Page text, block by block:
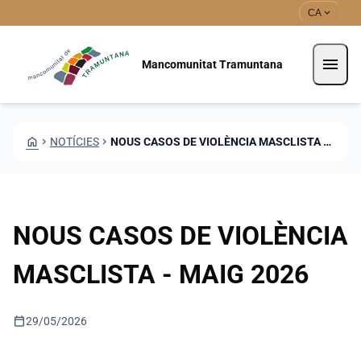
CA expand_more
Mancomunitat Tramuntana menu
HOME CHEVRON_RIGHT NOTÍCIES CHEVRON_RIGHT NOUS CASOS DE VIOLÈNCIA MASCLISTA - MAIG 2026
NOUS CASOS DE VIOLÈNCIA
MASCLISTA - MAIG 2026
calendar_today29/05/2026